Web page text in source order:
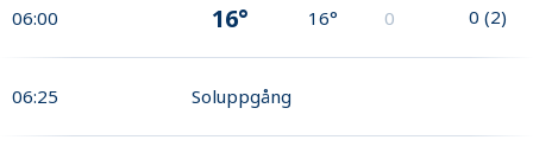
06:00 16° 16° 0 0 (2)
06:25 Soluppgång